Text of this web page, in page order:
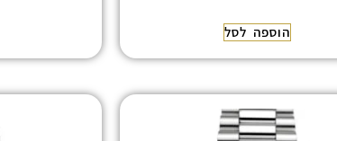
הוספה לסל